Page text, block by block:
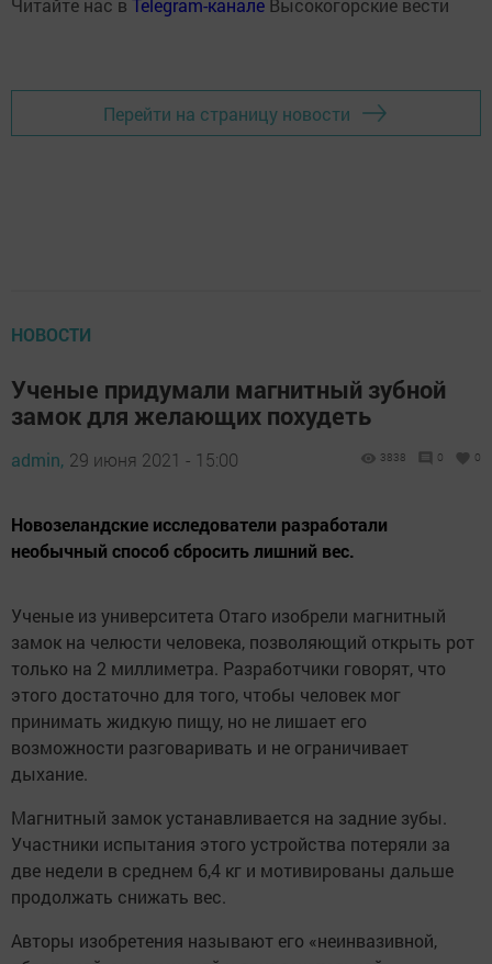
Читайте нас в Telegram-канале Высокогорские вести
Перейти на страницу новости
НОВОСТИ
Ученые придумали магнитный зубной
замок для желающих похудеть
admin, 29 июня 2021 - 15:00 3838 0 0
Новозеландские исследователи разработали
необычный способ сбросить лишний вес.
Ученые из университета Отаго изобрели магнитный
замок на челюсти человека, позволяющий открыть рот
только на 2 миллиметра. Разработчики говорят, что
этого достаточно для того, чтобы человек мог
принимать жидкую пищу, но не лишает его
возможности разговаривать и не ограничивает
дыхание.
Магнитный замок устанавливается на задние зубы.
Участники испытания этого устройства потеряли за
две недели в среднем 6,4 кг и мотивированы дальше
продолжать снижать вес.
Авторы изобретения называют его «неинвазивной,